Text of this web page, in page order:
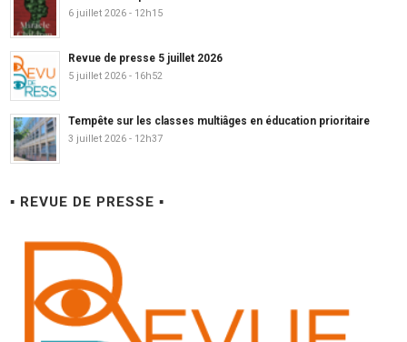
6 juillet 2026 - 12h15
Revue de presse 5 juillet 2026
5 juillet 2026 - 16h52
Tempête sur les classes multiâges en éducation prioritaire
3 juillet 2026 - 12h37
▪ REVUE DE PRESSE ▪